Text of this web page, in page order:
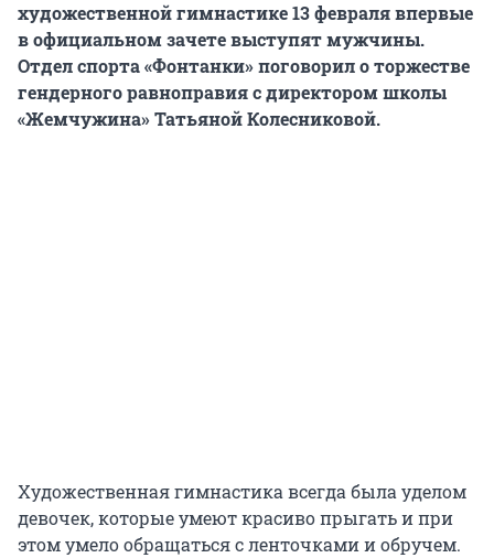
художественной гимнастике 13 февраля впервые
в официальном зачете выступят мужчины.
Отдел спорта «Фонтанки» поговорил о торжестве
гендерного равноправия с директором школы
«Жемчужина» Татьяной Колесниковой.
Художественная гимнастика всегда была уделом
девочек, которые умеют красиво прыгать и при
этом умело обращаться с ленточками и обручем.